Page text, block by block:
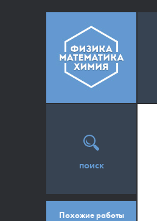
поиск
Похожие работы